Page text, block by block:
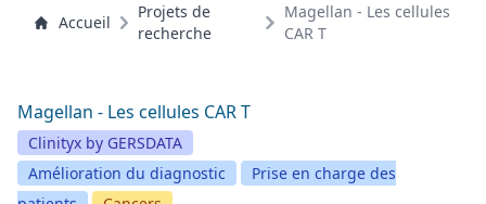
Accueil
Projets de
recherche
Magellan - Les cellules
CAR T
Magellan - Les cellules CAR T
Clinityx by GERSDATA
Amélioration du diagnostic
Prise en charge des